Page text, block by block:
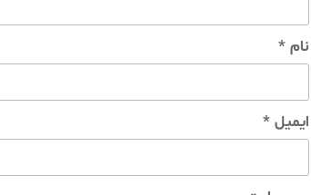
نام *
ایمیل *